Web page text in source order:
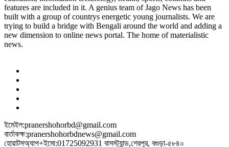
features are included in it. A genius team of Jago News has been
built with a group of countrys energetic young journalists. We are
trying to build a bridge with Bengali around the world and adding a
new dimension to online news portal. The home of materialistic
news.
ইমেইল:pranershohorbd@gmail.com
বার্তাকক্ষ:pranershohorbdnews@gmail.com
হোয়াটসঅ্যাপ+ইমো:01725092931 বাসস্ট্যান্ড,শেরপুর, বগুড়া-৫৮৪০